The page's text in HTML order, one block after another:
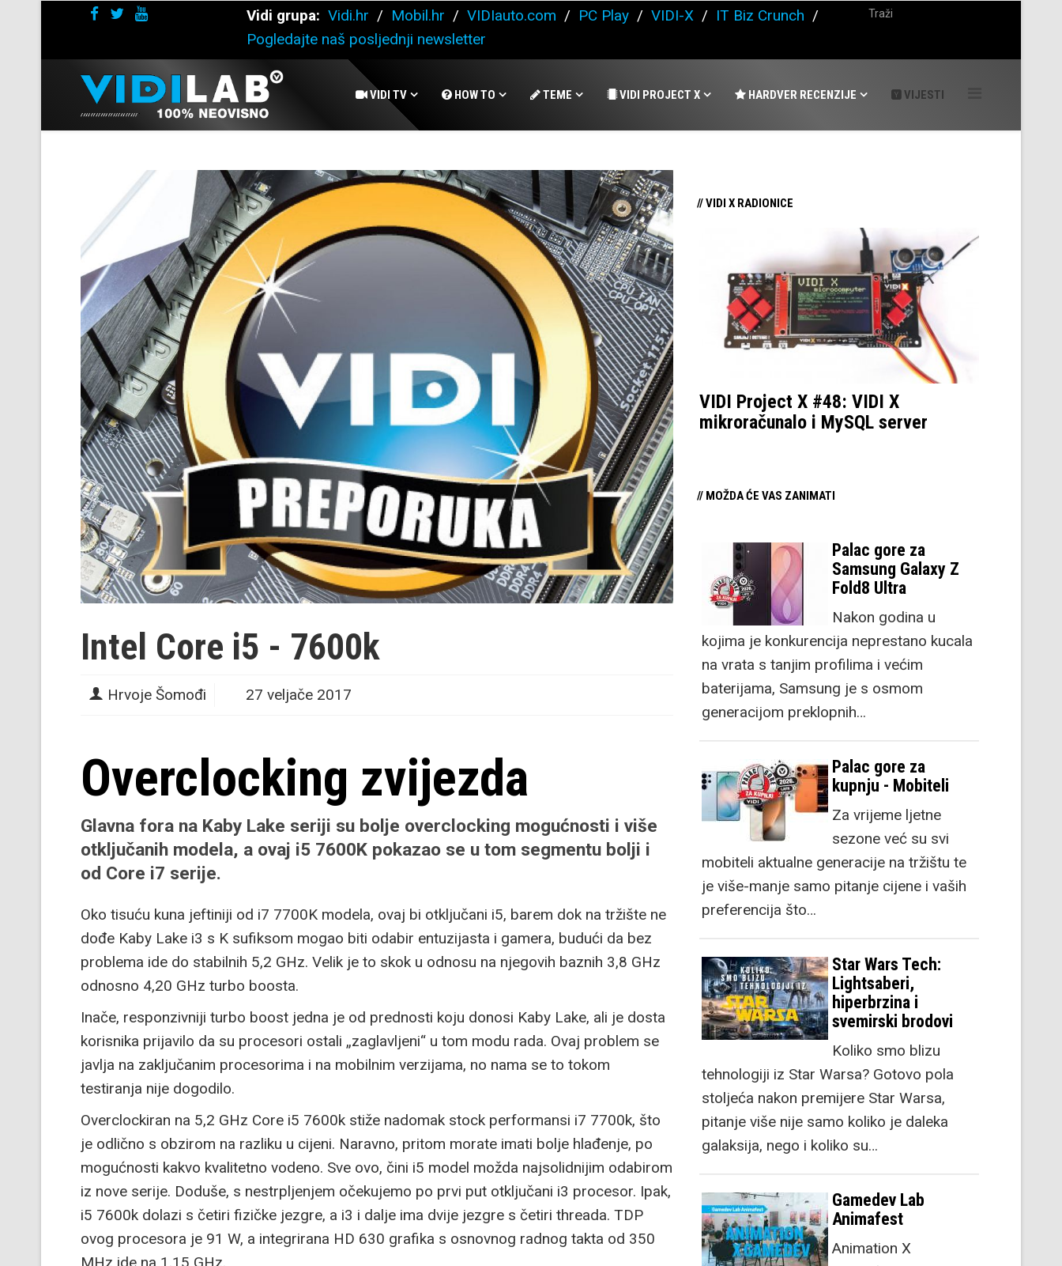
Vidi grupa: Vidi.hr / Mobil.hr / VIDIauto.com / PC Play / VIDI-X / IT Biz Crunch /
Pogledajte naš posljednji newsletter
VIDI TV HOW TO TEME VIDI PROJECT X HARDVER RECENZIJE VIJESTI
Intel Core i5 - 7600k
Hrvoje Šomođi 27 veljače 2017
Overclocking zvijezda
Glavna fora na Kaby Lake seriji su bolje overclocking mogućnosti i više
otključanih modela, a ovaj i5 7600K pokazao se u tom segmentu bolji i
od Core i7 serije.
Oko tisuću kuna jeftiniji od i7 7700K modela, ovaj bi otključani i5, barem dok na tržište ne
dođe Kaby Lake i3 s K sufiksom mogao biti odabir entuzijasta i gamera, budući da bez
problema ide do stabilnih 5,2 GHz. Velik je to skok u odnosu na njegovih baznih 3,8 GHz
odnosno 4,20 GHz turbo boosta.
Inače, responzivniji turbo boost jedna je od prednosti koju donosi Kaby Lake, ali je dosta
korisnika prijavilo da su procesori ostali „zaglavljeni“ u tom modu rada. Ovaj problem se
javlja na zaključanim procesorima i na mobilnim verzijama, no nama se to tokom
testiranja nije dogodilo.
Overclockiran na 5,2 GHz Core i5 7600k stiže nadomak stock performansi i7 7700k, što
je odlično s obzirom na razliku u cijeni. Naravno, pritom morate imati bolje hlađenje, po
mogućnosti kakvo kvalitetno vodeno. Sve ovo, čini i5 model možda najsolidnijim odabirom
iz nove serije. Doduše, s nestrpljenjem očekujemo po prvi put otključani i3 procesor. Ipak,
i5 7600k dolazi s četiri fizičke jezgre, a i3 i dalje ima dvije jezgre s četiri threada. TDP
ovog procesora je 91 W, a integrirana HD 630 grafika s osnovnog radnog takta od 350
MHz ide na 1,15 GHz.
// VIDI X RADIONICE
VIDI Project X #48: VIDI X
mikroračunalo i MySQL server
// MOŽDA ĆE VAS ZANIMATI
Palac gore za
Samsung Galaxy Z
Fold8 Ultra
Nakon godina u
kojima je konkurencija neprestano kucala
na vrata s tanjim profilima i većim
baterijama, Samsung je s osmom
generacijom preklopnih…
Palac gore za
kupnju - Mobiteli
Za vrijeme ljetne
sezone već su svi
mobiteli aktualne generacije na tržištu te
je više-manje samo pitanje cijene i vaših
preferencija što…
Star Wars Tech:
Lightsaberi,
hiperbrzina i
svemirski brodovi
Koliko smo blizu
tehnologiji iz Star Warsa? Gotovo pola
stoljeća nakon premijere Star Warsa,
pitanje više nije samo koliko je daleka
galaksija, nego i koliko su…
Gamedev Lab
Animafest
Animation X